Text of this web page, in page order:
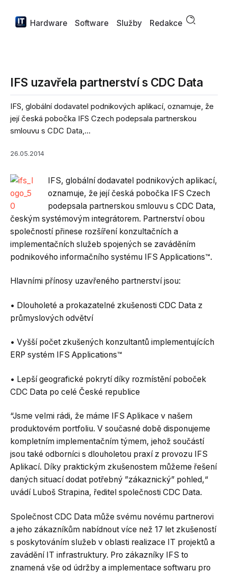
Hardware Software Služby Redakce
IFS uzavřela partnerství s CDC Data
IFS, globální dodavatel podnikových aplikací, oznamuje, že
její česká pobočka IFS Czech podepsala partnerskou
smlouvu s CDC Data,...
26.05.2014
IFS, globální dodavatel podnikových aplikací,
oznamuje, že její česká pobočka IFS Czech
podepsala partnerskou smlouvu s CDC Data,
českým systémovým integrátorem. Partnerství obou
společností přinese rozšíření konzultačních a
implementačních služeb spojených se zaváděním
podnikového informačního systému IFS Applications™.
Hlavními přínosy uzavřeného partnerství jsou:
• Dlouholeté a prokazatelné zkušenosti CDC Data z
průmyslových odvětví
• Vyšší počet zkušených konzultantů implementujících
ERP systém IFS Applications™
• Lepší geografické pokrytí díky rozmístění poboček
CDC Data po celé České republice
“Jsme velmi rádi, že máme IFS Aplikace v našem
produktovém portfoliu. V současné době disponujeme
kompletním implementačním týmem, jehož součástí
jsou také odborníci s dlouholetou praxí z provozu IFS
Aplikací. Díky praktickým zkušenostem můžeme řešení
daných situací dodat potřebný ”zákaznický” pohled,“
uvádí Luboš Strapina, ředitel společnosti CDC Data.
Společnost CDC Data může svému novému partnerovi
a jeho zákazníkům nabídnout více než 17 let zkušeností
s poskytováním služeb v oblasti realizace IT projektů a
zavádění IT infrastruktury. Pro zákazníky IFS to
znamená vše od údržby a implementace softwaru pro